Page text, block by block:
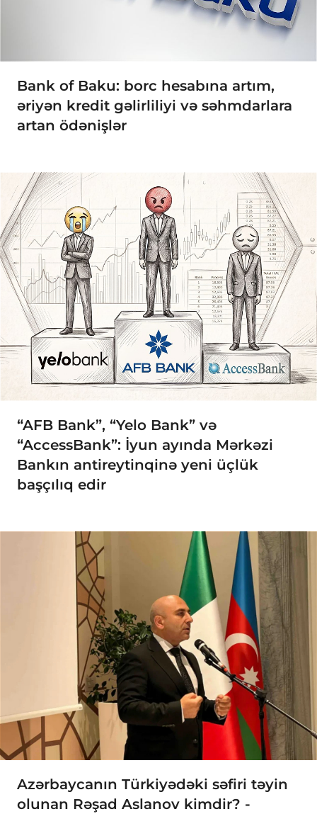
Bank of Baku: borc hesabına artım,
əriyən kredit gəlirliliyi və səhmdarlara
artan ödənişlər
“AFB Bank”, “Yelo Bank” və
“AccessBank”: İyun ayında Mərkəzi
Bankın antireytinqinə yeni üçlük
başçılıq edir
Azərbaycanın Türkiyədəki səfiri təyin
olunan Rəşad Aslanov kimdir? -